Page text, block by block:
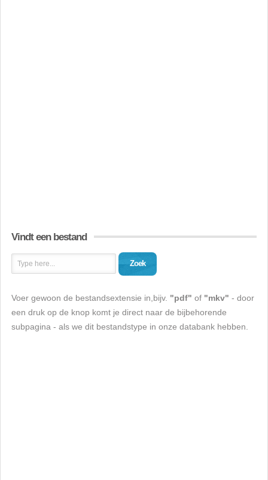
Vindt een bestand
Zoek
Voer gewoon de bestandsextensie in,bijv. "pdf" of "mkv" - door
een druk op de knop komt je direct naar de bijbehorende
subpagina - als we dit bestandstype in onze databank hebben.